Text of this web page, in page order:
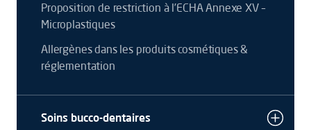
Proposition de restriction à l’ECHA Annexe XV –
Microplastiques
Allergènes dans les produits cosmétiques &
réglementation
Soins bucco-dentaires